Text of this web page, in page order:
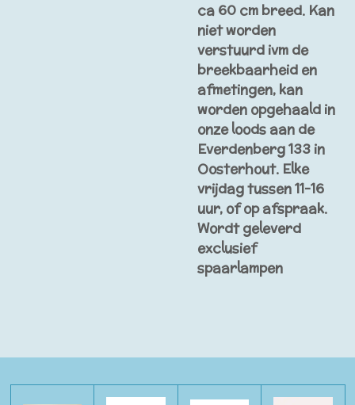
ca 60 cm breed. Kan
niet worden
verstuurd ivm de
breekbaarheid en
afmetingen, kan
worden opgehaald in
onze loods aan de
Everdenberg 133 in
Oosterhout. Elke
vrijdag tussen 11-16
uur, of op afspraak.
Wordt geleverd
exclusief
spaarlampen